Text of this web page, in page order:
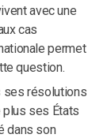
avec une
cas
permet
question.
ses résolutions
ses États
dans son